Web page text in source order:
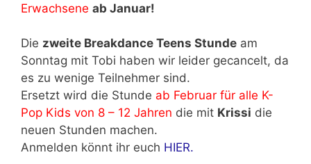
Erwachsene ab Januar!
Die zweite Breakdance Teens Stunde am
Sonntag mit Tobi haben wir leider gecancelt, da
es zu wenige Teilnehmer sind.
Ersetzt wird die Stunde ab Februar für alle K-
Pop Kids von 8 – 12 Jahren die mit Krissi die
neuen Stunden machen.
Anmelden könnt ihr euch HIER.